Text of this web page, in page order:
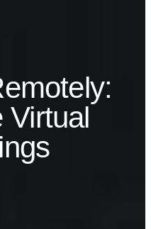
Virtual